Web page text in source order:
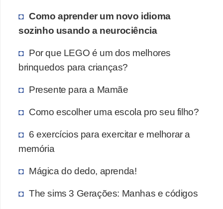
Como aprender um novo idioma
sozinho usando a neurociência
Por que LEGO é um dos melhores
brinquedos para crianças?
Presente para a Mamãe
Como escolher uma escola pro seu filho?
6 exercícios para exercitar e melhorar a
memória
Mágica do dedo, aprenda!
The sims 3 Gerações: Manhas e códigos